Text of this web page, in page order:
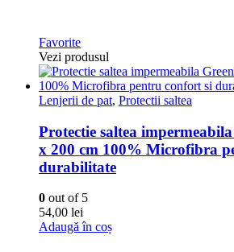
Favorite
Vezi produsul
Lenjerii de pat, Protectii saltea
Protectie saltea
x 200 cm 100% Microfibra
durabilitate
0 out of 5
54,00 lei
Adaugă în coș